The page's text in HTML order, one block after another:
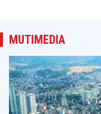
MUTIMEDIA